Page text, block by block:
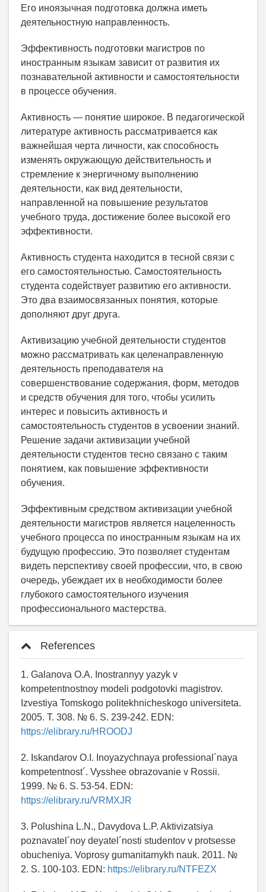
Его иноязычная подготовка должна иметь
деятельностную направленность.
Эффективность подготовки магистров по
иностранным языкам зависит от развития их
познавательной активности и самостоятельности
в процессе обучения.
Активность — понятие широкое. В педагогической
литературе активность рассматривается как
важнейшая черта личности, как способность
изменять окружающую действительность и
стремление к энергичному выполнению
деятельности, как вид деятельности,
направленной на повышение результатов
учебного труда, достижение более высокой его
эффективности.
Активность студента находится в тесной связи с
его самостоятельностью. Самостоятельность
студента содействует развитию его активности.
Это два взаимосвязанных понятия, которые
дополняют друг друга.
Активизацию учебной деятельности студентов
можно рассматривать как целенаправленную
деятельность преподавателя на
совершенствование содержания, форм, методов
и средств обучения для того, чтобы усилить
интерес и повысить активность и
самостоятельность студентов в усвоении знаний.
Решение задачи активизации учебной
деятельности студентов тесно связано с таким
понятием, как повышение эффективности
обучения.
Эффективным средством активизации учебной
деятельности магистров является нацеленность
учебного процесса по иностранным языкам на их
будущую профессию. Это позволяет студентам
видеть перспективу своей профессии, что, в свою
очередь, убеждает их в необходимости более
глубокого самостоятельного изучения
профессионального мастерства.
References
1. Galanova O.A. Inostrannyy yazyk v
kompetentnostnoy modeli podgotovki magistrov.
Izvestiya Tomskogo politekhnicheskogo universiteta.
2005. T. 308. № 6. S. 239-242. EDN:
https://elibrary.ru/HROODJ
2. Iskandarov O.I. Inoyazychnaya professional´naya
kompetentnost´. Vysshee obrazovanie v Rossii.
1999. № 6. S. 53-54. EDN:
https://elibrary.ru/VRMXJR
3. Polushina L.N., Davydova L.P. Aktivizatsiya
poznavatel´noy deyatel´nosti studentov v protsesse
obucheniya. Voprosy gumanitarnykh nauk. 2011. №
2. S. 100-103. EDN: https://elibrary.ru/NTFEZX